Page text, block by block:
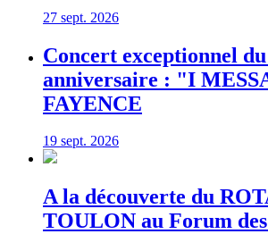
27 sept. 2026
Concert exceptionnel du
anniversaire : "I
FAYENCE
19 sept. 2026
A la découverte du
TOULON au Forum